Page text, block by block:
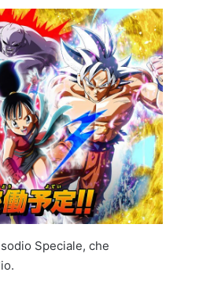
Speciale, che